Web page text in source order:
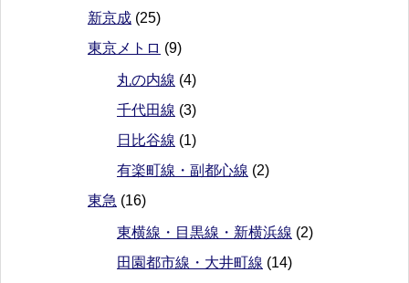
新京成 (25)
東京メトロ (9)
丸の内線 (4)
千代田線 (3)
日比谷線 (1)
有楽町線・副都心線 (2)
東急 (16)
東横線・目黒線・新横浜線 (2)
田園都市線・大井町線 (14)